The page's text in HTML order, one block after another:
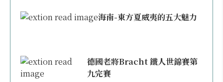
海南-東方夏威夷的五大魅力
德國老將Bracht 鐵人世錦賽第
九完賽